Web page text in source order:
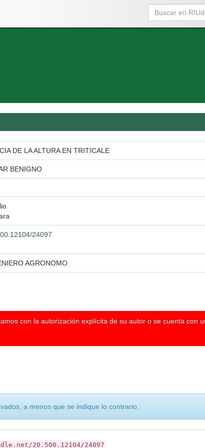
DE LA ALTURA EN TRITICALE
BENIGNO
24097
AGRONOMO
con la autorización explícita de su autor o se cuenta con
a menos que se indique lo contrario.
20.500.12104/24097